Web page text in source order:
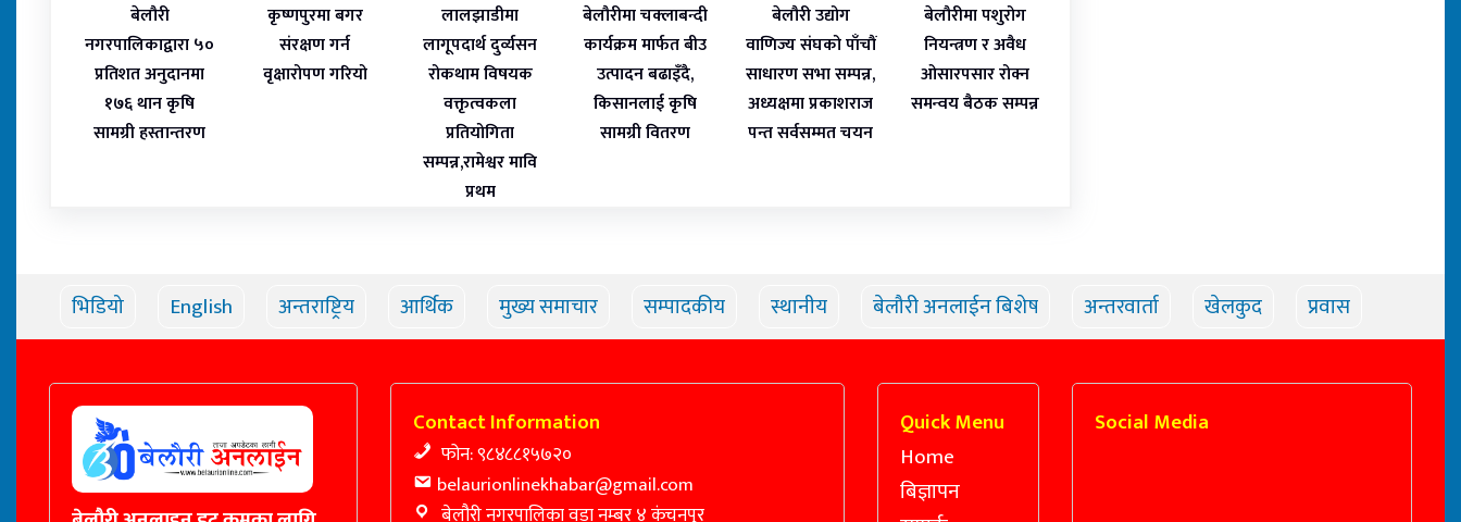
बेलौरी
नगरपालिकाद्वारा ५०
प्रतिशत अनुदानमा
१७६ थान कृषि
सामग्री हस्तान्तरण
कृष्णपुरमा बगर
संरक्षण गर्न
वृक्षारोपण गरियो
लालझाडीमा
लागूपदार्थ दुर्व्यसन
रोकथाम विषयक
वक्तृत्वकला
प्रतियोगिता
सम्पन्न,रामेश्वर मावि
प्रथम
बेलौरीमा चक्लाबन्दी
कार्यक्रम मार्फत बीउ
उत्पादन बढाइँदै,
किसानलाई कृषि
सामग्री वितरण
बेलौरी उद्योग
वाणिज्य संघको पाँचौं
साधारण सभा सम्पन्न,
अध्यक्षमा प्रकाशराज
पन्त सर्वसम्मत चयन
बेलौरीमा पशुरोग
नियन्त्रण र अवैध
ओसारपसार रोक्न
समन्वय बैठक सम्पन्न
भिडियो English अन्तराष्ट्रिय आर्थिक मुख्य समाचार सम्पादकीय स्थानीय बेलौरी अनलाईन बिशेष अन्तरवार्ता खेलकुद प्रवास
Contact Information
फोन: ९८४८८१५७२०
belaurionlinekhabar@gmail.com
बेलौरी नगरपालिका वडा नम्बर ४ कंचनपुर
Quick Menu
Home
बिज्ञापन
Social Media